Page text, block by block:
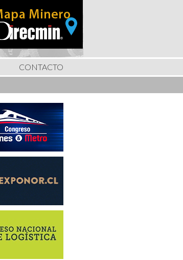
CONTACTO